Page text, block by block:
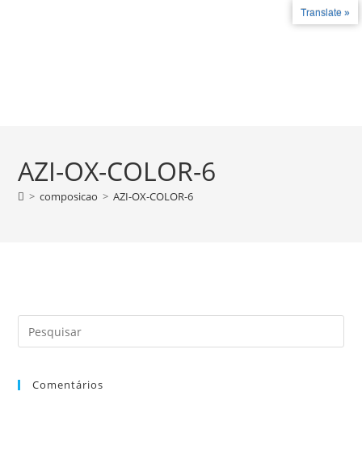
AZI-OX-COLOR-6
> composicao > AZI-OX-COLOR-6
Comentários
Translate »